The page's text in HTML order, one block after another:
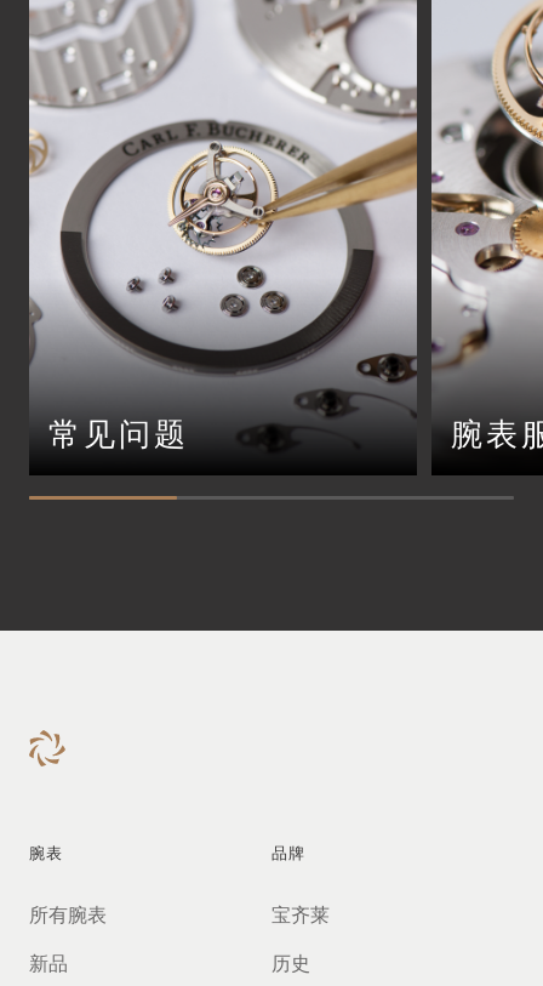
常见问题 腕表
腕表
所有腕表
新品
品牌
宝齐莱
历史